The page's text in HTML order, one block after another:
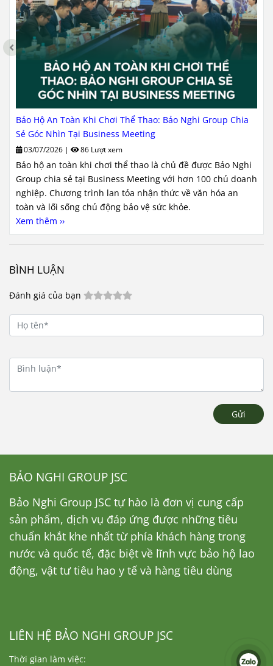
Bảo Hộ An Toàn Khi Chơi Thể Thao: Bảo Nghi Group Chia
Sẻ Góc Nhìn Tại Business Meeting
03/07/2026 | 86 Lượt xem
Bảo hộ an toàn khi chơi thể thao là chủ đề được Bảo Nghi
Group chia sẻ tại Business Meeting với hơn 100 chủ doanh
nghiệp. Chương trình lan tỏa nhận thức về văn hóa an
toàn và lối sống chủ động bảo vệ sức khỏe.
Xem thêm ››
BÌNH LUẬN
Đánh giá của bạn
Gửi
BẢO NGHI GROUP JSC
Bảo Nghi Group JSC tự hào là đơn vị cung cấp
sản phẩm, dịch vụ đáp ứng được những tiêu
chuẩn khắt khe nhất từ phía khách hàng trong
nước và quốc tế, đặc biệt về lĩnh vực bảo hộ lao
động, vật tư tiêu hao y tế và hàng tiêu dùng
LIÊN HỆ BẢO NGHI GROUP JSC
Thời gian làm việc: